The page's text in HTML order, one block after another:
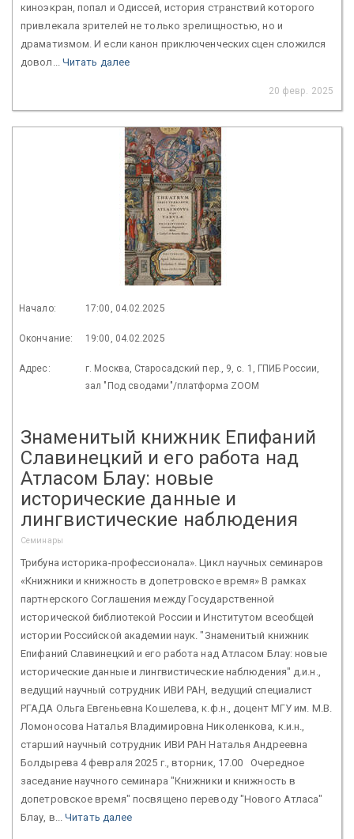
киноэкран, попал и Одиссей, история странствий которого
привлекала зрителей не только зрелищностью, но и
драматизмом. И если канон приключенческих сцен сложился
довол... Читать далее
20 февр. 2025
Начало: 17:00, 04.02.2025
Окончание: 19:00, 04.02.2025
Адрес:
г. Москва, Старосадский пер., 9, с. 1, ГПИБ России,
зал "Под сводами"/платформа ZOOM
Знаменитый книжник Епифаний
Славинецкий и его работа над
Атласом Блау: новые
исторические данные и
лингвистические наблюдения
Семинары
Трибуна историка-профессионала». Цикл научных семинаров
«Книжники и книжность в допетровское время» В рамках
партнерского Соглашения между Государственной
исторической библиотекой России и Институтом всеобщей
истории Российской академии наук. "Знаменитый книжник
Епифаний Славинецкий и его работа над Атласом Блау: новые
исторические данные и лингвистические наблюдения" д.и.н.,
ведущий научный сотрудник ИВИ РАН, ведущий специалист
РГАДА Ольга Евгеньевна Кошелева, к.ф.н., доцент МГУ им. М.В.
Ломоносова Наталья Владимировна Николенкова, к.и.н.,
старший научный сотрудник ИВИ РАН Наталья Андреевна
Болдырева 4 февраля 2025 г., вторник, 17.00 Очередное
заседание научного семинара "Книжники и книжность в
допетровское время" посвящено переводу "Нового Атласа"
Блау, в...Читать далее